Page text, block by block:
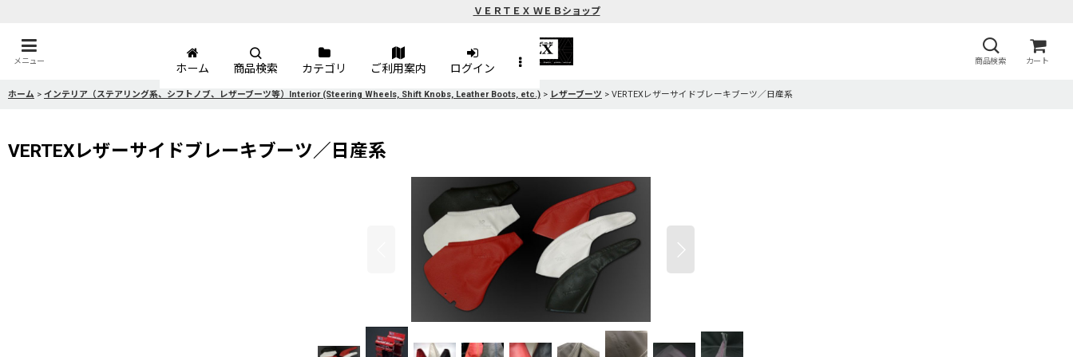
ＶＥＲＴＥＸ ＷＥＢショップ
メニュー 商品検索 カート
ホーム 商品検索 カテゴリ ご利用案内 ログイン
ホーム > インテリア（ステアリング系、シフトノブ、レザーブーツ等）Interior (Steering Wheels, Shift Knobs, Leather Boots, etc.) > レザーブーツ > VERTEXレザーサイドブレーキブーツ／日産系
VERTEXレザーサイドブレーキブーツ／日産系